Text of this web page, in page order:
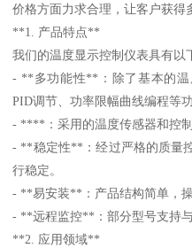
价格方面力求合理，让客户获得
**1. 产品特点**
我们的温度显示控制仪表具有以
- **多功能性**：除了基本的
PID调节、功率限幅曲线编程等
- ****：采用的温度传感器和控
- **稳定性**：经过严格的质量
行稳定。
- **易安装**：产品结构简单，
- **远程监控**：部分型号支持
**2. 应用领域**